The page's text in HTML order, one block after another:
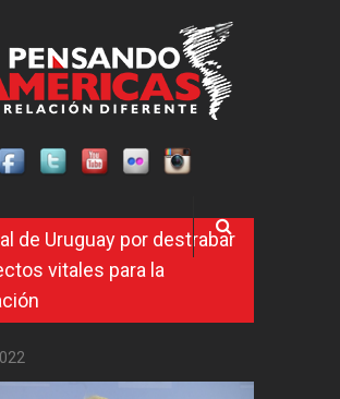
de Uruguay por destrabar
vitales para la